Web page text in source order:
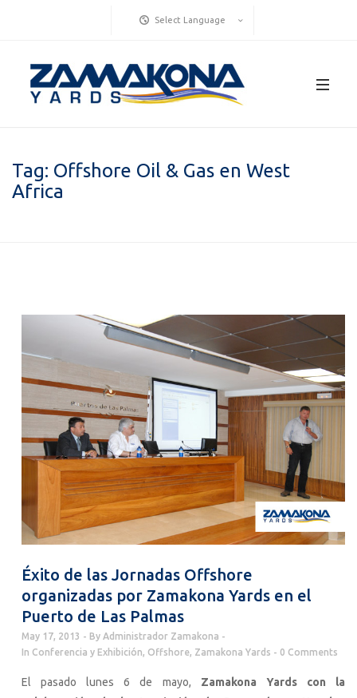
Select Language
Tag: Offshore Oil & Gas en West
Africa
Éxito de las Jornadas Offshore
organizadas por Zamakona Yards en el
Puerto de Las Palmas
May 17, 2013 By Administrador Zamakona
In Conferencia y Exhibición, Offshore, Zamakona Yards 0 Comments
El pasado lunes 6 de mayo, Zamakona Yards con la